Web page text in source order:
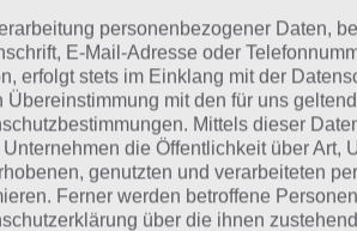
findest du bereits die Lösung rund
anders ist, können wir dir nicht
Komplettlösung jedoch trotzdem
findest!
personenbezogener Daten,
E-Mail-Adresse oder
erfolgt stets im Einklang mit der
Übereinstimmung mit den für uns
Mittels dieser
Unternehmen die Öffentlichkeit über Art,
genutzten und verarbeiteten
Ferner werden betroffene
über die ihnen